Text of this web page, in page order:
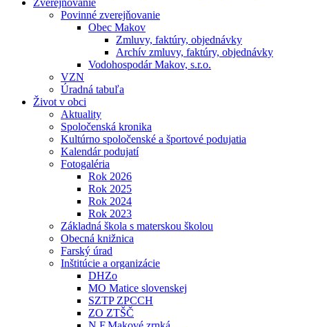
Zverejňovanie
Povinné zverejňovanie
Obec Makov
Zmluvy, faktúry, objednávky
Archív zmluvy, faktúry, objednávky
Vodohospodár Makov, s.r.o.
VZN
Úradná tabuľa
Život v obci
Aktuality
Spoločenská kronika
Kultúrno spoločenské a športové podujatia
Kalendár podujatí
Fotogaléria
Rok 2026
Rok 2025
Rok 2024
Rok 2023
Základná škola s materskou školou
Obecná knižnica
Farský úrad
Inštitúcie a organizácie
DHZo
MO Matice slovenskej
SZTP ZPCCH
ZO ZTŠČ